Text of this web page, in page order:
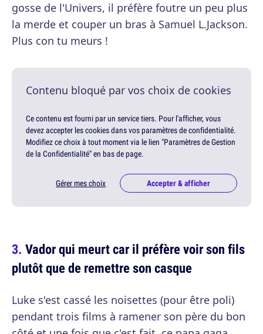
gosse de l'Univers, il préfère foutre un peu plus
la merde et couper un bras à Samuel L.Jackson.
Plus con tu meurs !
Contenu bloqué par vos choix de cookies
Ce contenu est fourni par un service tiers. Pour l'afficher, vous
devez accepter les cookies dans vos paramètres de confidentialité.
Modifiez ce choix à tout moment via le lien "Paramètres de Gestion
de la Confidentialité" en bas de page.
Gérer mes choix Accepter & afficher
Vador qui meurt car il préfère voir son fils
plutôt que de remettre son casque
Luke s'est cassé les noisettes (pour être poli)
pendant trois films à ramener son père du bon